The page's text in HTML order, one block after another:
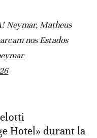
Neymar, Matheus
nos Estados
Hotel» durant la